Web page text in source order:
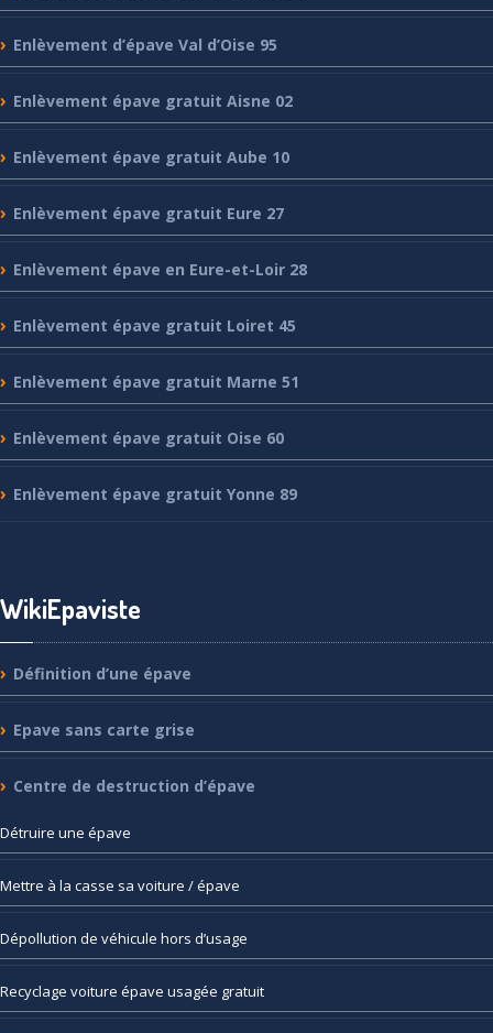
Enlèvement d’épave Val d’Oise 95
Enlèvement épave gratuit Aisne 02
Enlèvement épave gratuit Aube 10
Enlèvement épave gratuit Eure 27
Enlèvement épave en Eure-et-Loir 28
Enlèvement épave gratuit Loiret 45
Enlèvement épave gratuit Marne 51
Enlèvement épave gratuit Oise 60
Enlèvement épave gratuit Yonne 89
WikiEpaviste
Définition d’une épave
Epave sans carte grise
Centre de destruction d’épave
Détruire une épave
Mettre à la casse sa voiture / épave
Dépollution de véhicule hors d’usage
Recyclage voiture épave usagée gratuit